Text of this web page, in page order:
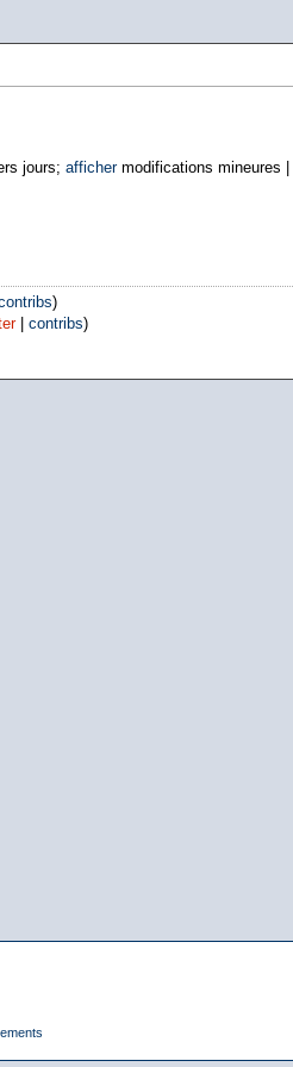
jours; affichermodifications mineures |
)
| contribs)